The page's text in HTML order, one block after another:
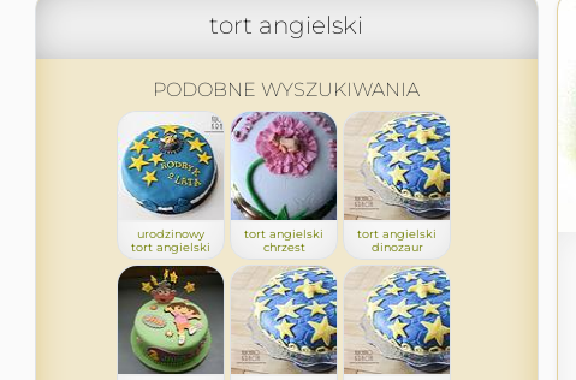
tort angielski
PODOBNE WYSZUKIWANIA
urodzinowy
tort angielski
tort angielski
chrzest
tort angielski
dinozaur